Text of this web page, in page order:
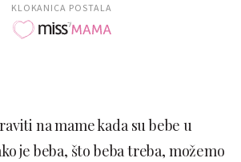
KLOKANICA POSTALA
na mame kada su bebe u
je beba, što beba treba, možemo